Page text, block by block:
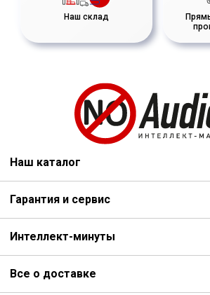
Наш склад
Наш каталог
Гарантия и сервис
Интеллект-минуты
Все о доставке